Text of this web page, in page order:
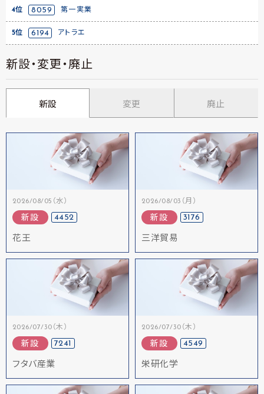
4位 8059 第一実業
5位 6194 アトラエ
新設・変更・廃止
新設 変更 廃止
2026/08/05（水）
新設 4452
花王
2026/08/03（月）
新設 3176
三洋貿易
2026/07/30（木）
新設 7241
フタバ産業
2026/07/30（木）
新設 4549
栄研化学